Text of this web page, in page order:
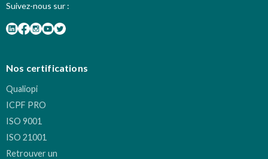
Suivez-nous sur :
Nos certifications
Qualiopi
ICPF PRO
ISO 9001
ISO 21001
Retrouver un